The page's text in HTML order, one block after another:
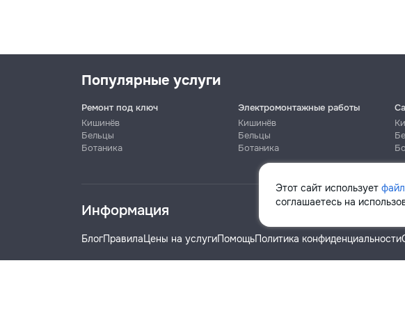
Этот сайт использует
соглашаетесь на
Популярные услуги
Ремонт под ключ
Кишинёв
Бельцы
Ботаника
Электромонтажные работы
Кишинёв
Бельцы
Ботаника
Информация
БлогПравилаЦены на услугиПомощьПолитика конфиденциальности